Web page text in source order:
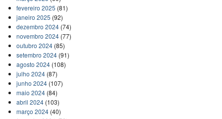
fevereiro 2025 (81)
janeiro 2025 (92)
dezembro 2024(74)
novembro 2024(77)
outubro 2024(85)
setembro 2024(91)
agosto 2024(108)
julho 2024(87)
junho 2024(107)
maio 2024(84)
abril 2024(103)
março 2024(40)